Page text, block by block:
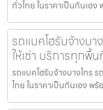
ทั่วไทย ในราคาเป็นกันเอ
รถแบคโฮรับจ้างบา
ให้เช่า บริการทุกพื้
รถแบคโฮรับจ้างบางไทร
ไทย ในราคาเป็นกันเอง